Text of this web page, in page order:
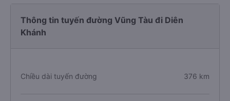
Thông tin tuyến đường Vũng Tàu đi Diên
Khánh
Chiều dài tuyến đường 376 km